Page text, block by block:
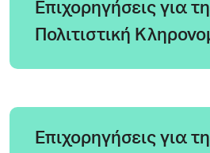
Επιχορηγήσεις για
Πολιτιστική
Επιχορηγήσεις για